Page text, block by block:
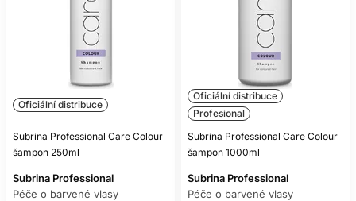
Oficiální distribuce
Subrina Professional Care Colour
šampon 250ml
Subrina Professional
Péče o barvené vlasy
Oficiální distribuce
Profesional
Subrina Professional Care Colour
šampon 1000ml
Subrina Professional
Péče o barvené vlasy